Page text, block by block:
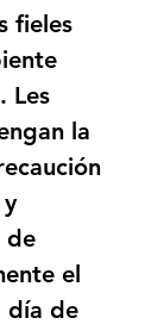
fieles
Les
la
y
de
el
día de